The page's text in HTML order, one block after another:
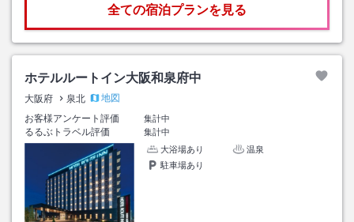
全ての宿泊プランを見る
ホテルルートイン大阪和泉府中
大阪府 泉北
地図
お客様アンケート評価
集計中
るるぶトラベル評価
集計中
大浴場あり
温泉
駐車場あり